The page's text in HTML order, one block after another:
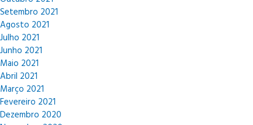
Setembro 2021
Agosto 2021
Julho 2021
Junho 2021
Maio 2021
Abril 2021
Março 2021
Fevereiro 2021
Dezembro 2020